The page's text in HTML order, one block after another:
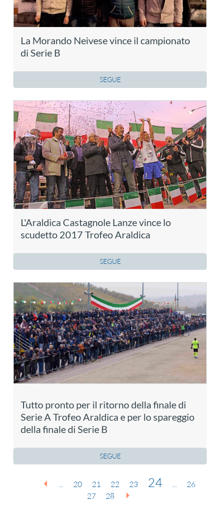
La Morando Neivese vince il campionato
di Serie B
SEGUE
L'Araldica Castagnole Lanze vince lo
scudetto 2017 Trofeo Araldica
SEGUE
Tutto pronto per il ritorno della finale di
Serie A Trofeo Araldica e per lo spareggio
della finale di Serie B
SEGUE
20 21 22 23 24
26
27
28